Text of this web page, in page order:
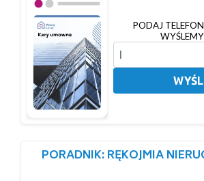
PODAJ
PORADNIK: RĘKOJMIA